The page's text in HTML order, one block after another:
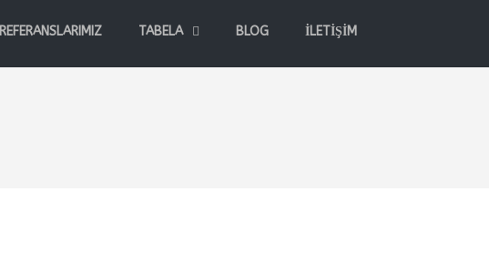
REFERANSLARIMIZ TABELA BLOG İLETIŞIM